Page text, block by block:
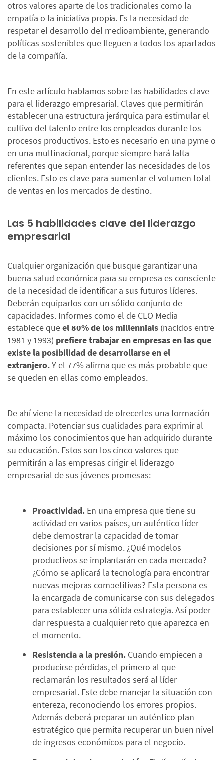
otros valores aparte de los tradicionales como la
empatía o la iniciativa propia. Es la necesidad de
respetar el desarrollo del medioambiente, generando
políticas sostenibles que lleguen a todos los apartados
de la compañía.
En este artículo hablamos sobre las habilidades clave
para el liderazgo empresarial. Claves que permitirán
establecer una estructura jerárquica para estimular el
cultivo del talento entre los empleados durante los
procesos productivos. Esto es necesario en una pyme o
en una multinacional, porque siempre hará falta
referentes que sepan entender las necesidades de los
clientes. Esto es clave para aumentar el volumen total
de ventas en los mercados de destino.
Las 5 habilidades clave del liderazgo
empresarial
Cualquier organización que busque garantizar una
buena salud económica para su empresa es consciente
de la necesidad de identificar a sus futuros líderes.
Deberán equiparlos con un sólido conjunto de
capacidades. Informes como el de CLO Media
establece queel 80% de los millennials (nacidos entre
1981 y 1993) prefiere trabajar en empresas en las que
existe la posibilidad de desarrollarse en el
extranjero.Y el 77% afirma que es más probable que
se queden en ellas como empleados.
De ahí viene la necesidad de ofrecerles una formación
compacta. Potenciar sus cualidades para exprimir al
máximo los conocimientos que han adquirido durante
su educación. Estos son los cinco valores que
permitirán a las empresas dirigir el liderazgo
empresarial de sus jóvenes promesas:
Proactividad. En una empresa que tiene su
actividad en varios países, un auténtico líder
debe demostrar la capacidad de tomar
decisiones por sí mismo. ¿Qué modelos
productivos se implantarán en cada mercado?
¿Cómo se aplicará la tecnología para encontrar
nuevas mejoras competitivas? Esta persona es
la encargada de comunicarse con sus delegados
para establecer una sólida estrategia. Así poder
dar respuesta a cualquier reto que aparezca en
el momento.
Resistencia a la presión. Cuando empiecen a
producirse pérdidas, el primero al que
reclamarán los resultados será al líder
empresarial. Este debe manejar la situación con
entereza, reconociendo los errores propios.
Además deberá preparar un auténtico plan
estratégico que permita recuperar un buen nivel
de ingresos económicos para el negocio.